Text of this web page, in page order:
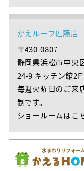
かえルーフ佐藤店
〒430-0807
静岡県浜松市中央
24-9 キッチン館2F
毎週火曜日のご来
制です。
ショールームはこ